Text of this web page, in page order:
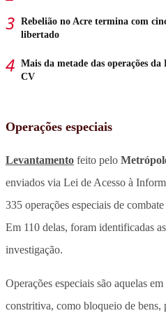
Rebelião no Acre termina com
libertado
Mais da metade das operações
CV
Operações especiais
Levantamento feito pelo
enviados via Lei de Acesso à
335 operações especiais de
Em 110 delas, foram identificadas
investigação.
Operações especiais são aquelas
constritiva, como bloqueio de bens,